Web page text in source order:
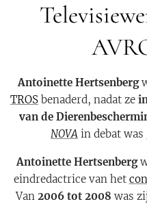
Antoinette Hertsenberg
TROS benaderd, nadat ze
van de
NOVA in debat was
Antoinette Hertsenberg
eindredactrice van het
Van 2006 tot 2008 was